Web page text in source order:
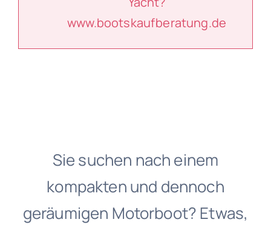
www.bootskaufberatung.de
Sie suchen nach einem
kompakten und dennoch
geräumigen Motorboot? Etwas,